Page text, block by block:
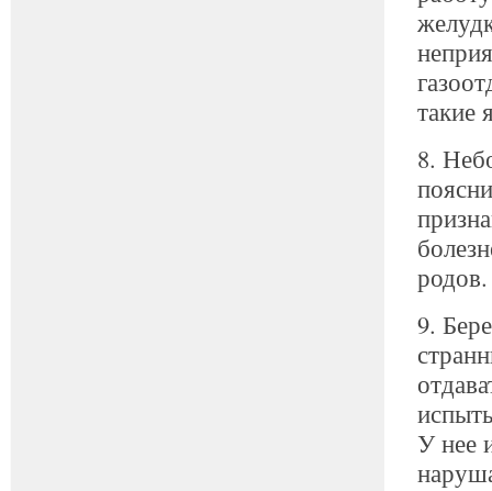
такие
8.
родов.
9.
У нее